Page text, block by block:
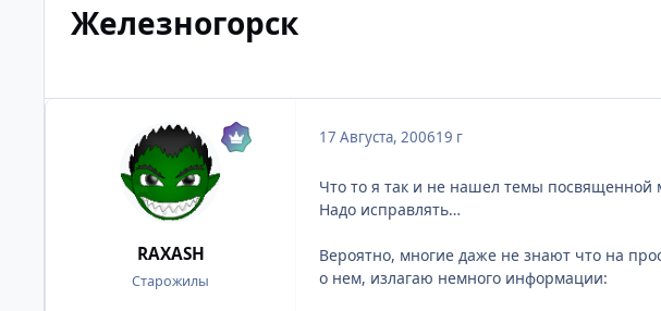
Железногорск
RAXASH
Старожилы
17 Августа, 200619 г
Что то я так и не нашел темы посвященной
Надо исправлять…
Вероятно, многие даже не знают что на
о нем, излагаю немного информации: